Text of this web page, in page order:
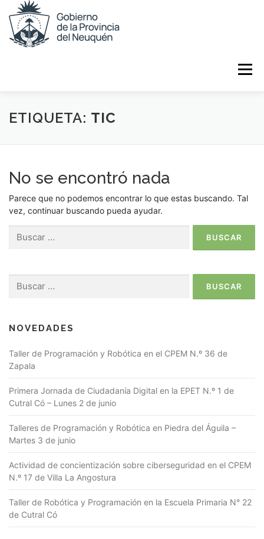
Menú
INICIO INSTITUCIONAL
ETIQUETA: TIC
No se encontró nada
Parece que no podemos encontrar lo que estas buscando. Tal
vez, continuar buscando pueda ayudar.
NOVEDADES
Taller de Programación y Robótica en el CPEM N.º 36 de
Zapala
Primera Jornada de Ciudadanía Digital en la EPET N.º 1 de
Cutral Có – Lunes 2 de junio
Talleres de Programación y Robótica en Piedra del Águila –
Martes 3 de junio
Actividad de concientización sobre ciberseguridad en el CPEM
N.º 17 de Villa La Angostura
Taller de Robótica y Programación en la Escuela Primaria N° 22
de Cutral Có